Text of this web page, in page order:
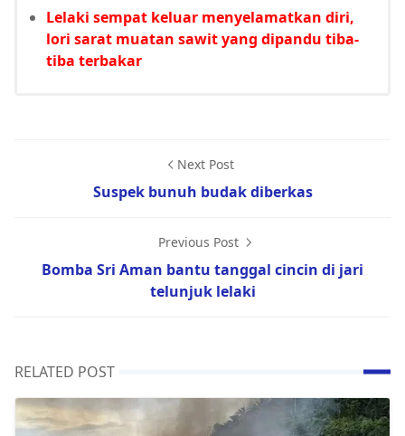
Lelaki sempat keluar menyelamatkan diri,
lori sarat muatan sawit yang dipandu tiba-
tiba terbakar
Next Post
Suspek bunuh budak diberkas
Previous Post
Bomba Sri Aman bantu tanggal cincin di jari
telunjuk lelaki
RELATED POST